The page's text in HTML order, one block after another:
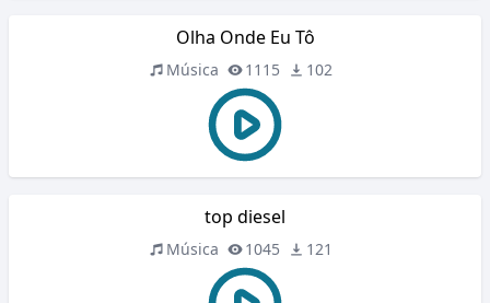
Olha Onde Eu Tô
Música 1115 102
top diesel
Música 1045 121